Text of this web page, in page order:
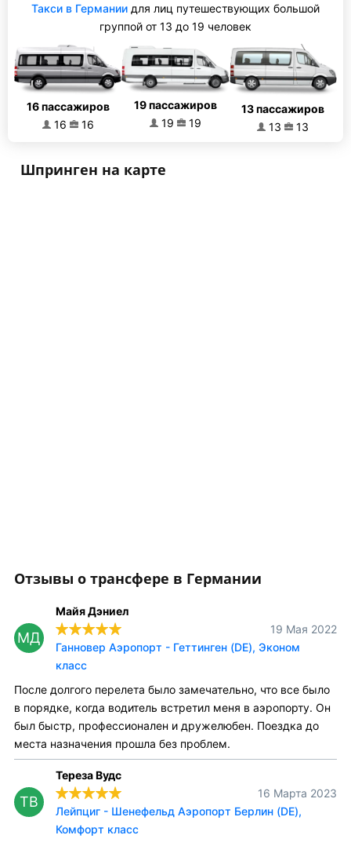
Такси в Германии для лиц путешествующих большой
группой от 13 до 19 человек
16 пассажиров
16
16
19 пассажиров
19
19
13 пассажиров
13
13
Шпринген на карте
Отзывы о трансфере в Германии
МД
Майя Дэниел
19 Мая 2022
Ганновер Аэропорт - Геттинген (DE), Эконом
класс
После долгого перелета было замечательно, что все было
в порядке, когда водитель встретил меня в аэропорту. Он
был быстр, профессионален и дружелюбен. Поездка до
места назначения прошла без проблем.
ТВ
Тереза Вудс
16 Марта 2023
Лейпциг - Шенефельд Аэропорт Берлин (DE),
Комфорт класс